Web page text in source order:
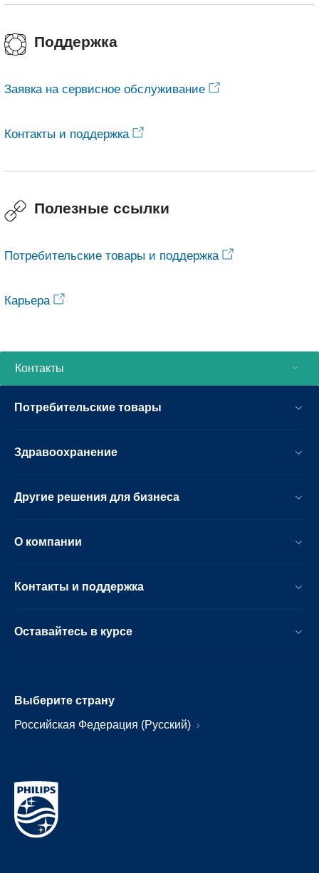
Поддержка
Заявка на сервисное обслуживание
Контакты и поддержка
Полезные ссылки
Потребительские товары и поддержка
Карьера
Контакты
Потребительские товары
Здравоохранение
Другие решения для бизнеса
О компании
Контакты и поддержка
Оставайтесь в курсе
Выберите страну
Российская Федерация (Русский)